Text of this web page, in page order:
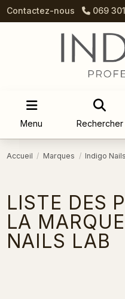
Contactez-nous 069
Menu Rechercher
Accueil Marques Indigo
LISTE DES
LA
NAILS LAB